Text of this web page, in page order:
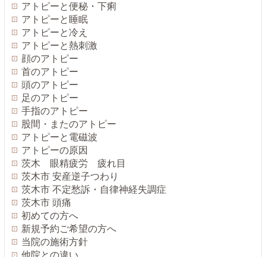
アトピーと便秘・下痢
アトピーと睡眠
アトピーと冷え
アトピーと熱刺激
顔のアトピー
首のアトピー
頭のアトピー
足のアトピー
手指のアトピー
股間・またのアトピー
アトピーと電磁波
アトピーの原因
茨木 眼精疲労 疲れ目
茨木市 安産逆子つわり
茨木市 不定愁訴・自律神経失調症
茨木市 頭痛
初めての方へ
新規予約ご希望の方へ
当院の施術方針
他院との違い